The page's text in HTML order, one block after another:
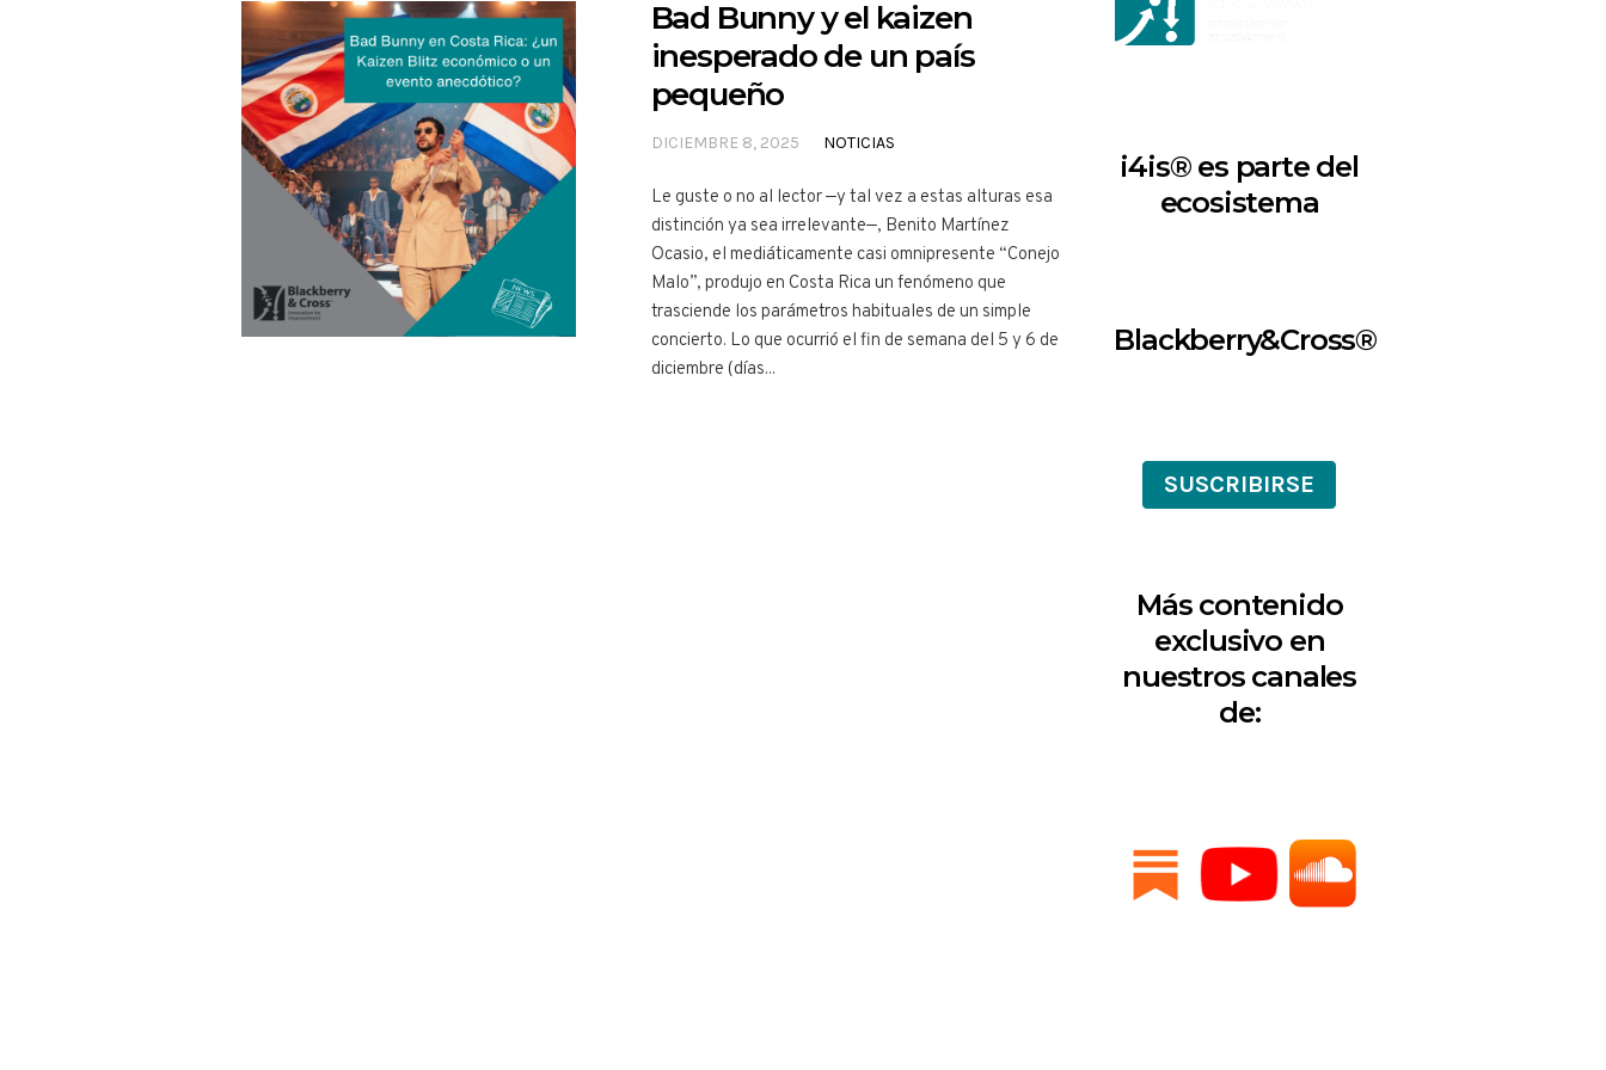
Bad Bunny y el kaizen
inesperado de un país
pequeño
DICIEMBRE 8, 2025 NOTICIAS
Le guste o no al lector —y tal vez a estas alturas esa
distinción ya sea irrelevante—, Benito Martínez
Ocasio, el mediáticamente casi omnipresente “Conejo
Malo”, produjo en Costa Rica un fenómeno que
trasciende los parámetros habituales de un simple
concierto. Lo que ocurrió el fin de semana del 5 y 6 de
diciembre (días...
i4is® es parte del
ecosistema
Blackberry&Cross®
SUSCRIBIRSE
Más contenido
exclusivo en
nuestros canales
de: